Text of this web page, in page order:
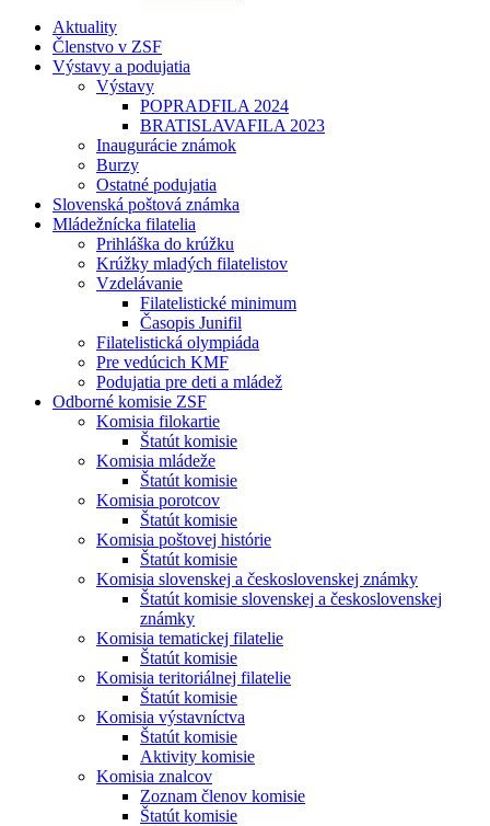
Aktuality
Členstvo v ZSF
Výstavy a podujatia
Výstavy
POPRADFILA 2024
BRATISLAVAFILA 2023
Inaugurácie známok
Burzy
Ostatné podujatia
Slovenská poštová známka
Mládežnícka filatelia
Prihláška do krúžku
Krúžky mladých filatelistov
Vzdelávanie
Filatelistické minimum
Časopis Junifil
Filatelistická olympiáda
Pre vedúcich KMF
Podujatia pre deti a mládež
Odborné komisie ZSF
Komisia filokartie
Štatút komisie
Komisia mládeže
Štatút komisie
Komisia porotcov
Štatút komisie
Komisia poštovej histórie
Štatút komisie
Komisia slovenskej a československej známky
Štatút komisie slovenskej a československej
známky
Komisia tematickej filatelie
Štatút komisie
Komisia teritoriálnej filatelie
Štatút komisie
Komisia výstavníctva
Štatút komisie
Aktivity komisie
Komisia znalcov
Zoznam členov komisie
Štatút komisie